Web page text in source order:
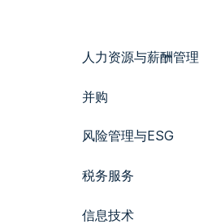
人力资源与薪酬管理
并购
风险管理与ESG
税务服务
信息技术